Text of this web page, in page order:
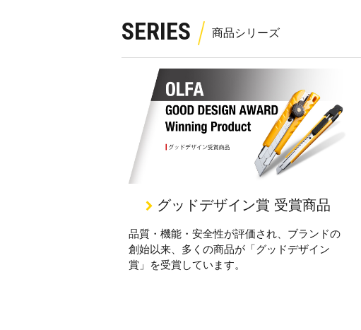
SERIES
グッドデザイン賞 受賞商品
品質・機能・安全性が評価され、ブランドの
創始以来、多くの商品が「グッドデザイン
賞」を受賞しています。